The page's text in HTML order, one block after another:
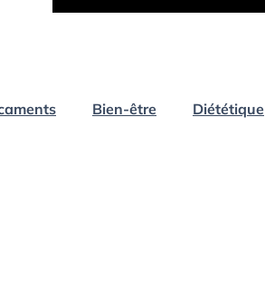
Bien-être Diététique